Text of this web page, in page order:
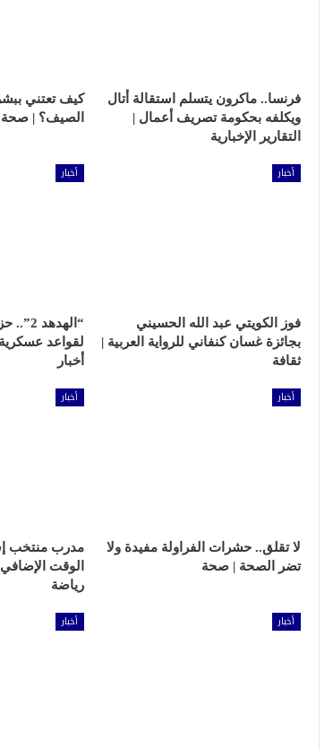
فرنسا.. ماكرون يتسلم استقالة أتال
ويكلفه بحكومة تصريف أعمال |
التقارير الإخبارية
كيف تعتني
الصيف؟ | صحة
أخبار
فوز الكويتي عبد الله الحسيني
بجائزة غسان كنفاني للرواية العربية |
ثقافة
أخبار
لقواعد عسكرية
أخبار
أخبار
لا تقلق.. حشرات الفراولة مفيدة ولا
تضر الصحة | صحة
أخبار
مدرب منتخب
الوقت
رياضة
أخبار أخبار